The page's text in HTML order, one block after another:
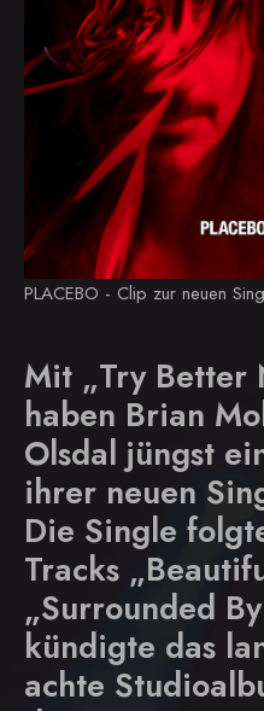
PLACEBO - Clip zur neuen
Mit „Try Better
haben Brian
Olsdal jüngst
ihrer neuen
Die Single
Tracks
„Surrounded
kündigte das
achte